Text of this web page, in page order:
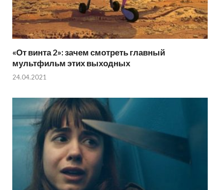
«От винта 2»: зачем смотреть главный
мультфильм этих выходных
24.04.2021